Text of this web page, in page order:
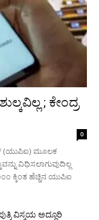
; ಕೇಂದ್ರ
0
(ಯುಪಿಐ) ಮೂಲಕ
ವಿಧಿಸಲಾಗುವುದಿಲ್ಲ
ಕ್ಕಿಂತ ಹೆಚ್ಚಿನ ಯುಪಿಐ
ವಿಸ್ಮಯ ಅದ್ಧೂರಿ